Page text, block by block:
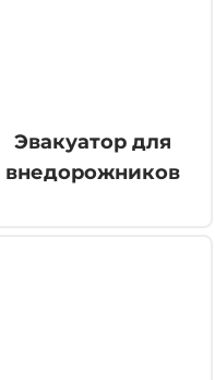
Эвакуатор для
внедорожников